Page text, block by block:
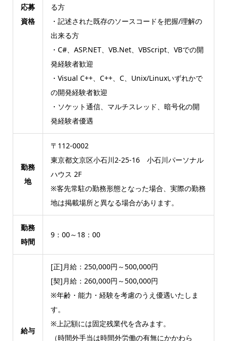
応募
資格
る方
・記述された既存のソースコードを把握/理解の
出来る方
・C#、ASP.NET、VB.Net、VBScript、VBでの開
発経験者歓迎
・Visual C++、C++、C、Unix/Linuxいずれかで
の開発経験者歓迎
・ソケット通信、マルチスレッド、暗号化の開
発経験者優遇
勤務
地
〒112-0002
東京都文京区小石川2-25-16 小石川パーソナル
ハウス 2F
※客先常駐の勤務形態となった場合、実際の勤務
地は掲載場所と異なる場合があります。
勤務
時間
9：00～18：00
給与
[正]月給：250,000円～500,000円
[契]月給：260,000円～500,000円
※年齢・能力・経験を考慮のうえ優遇いたしま
す。
※上記額には固定残業代を含みます。
（時間外手当は時間外労働の有無にかかわら